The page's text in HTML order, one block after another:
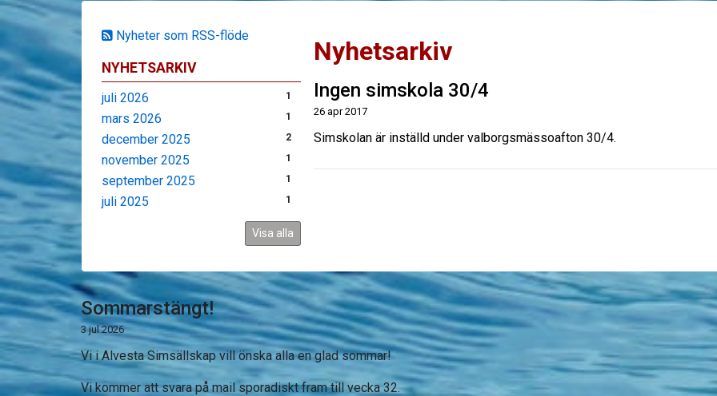
Nyheter som RSS-flöde
NYHETSARKIV
juli 2026 1
mars 2026 1
december 2025 2
november 2025 1
september 2025 1
juli 2025 1
Visa alla
Nyhetsarkiv
Ingen simskola 30/4
26 apr 2017
Simskolan är inställd under valborgsmässoafton 30/4.
Sommarstängt!
3 jul 2026
Vi i Alvesta Simsällskap vill önska alla en glad sommar!
Vi kommer att svara på mail sporadiskt fram till vecka 32.